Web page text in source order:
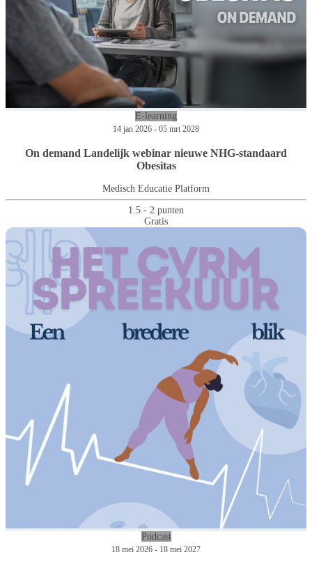
E-learning
14 jan 2026 - 05 mrt 2028
On demand Landelijk webinar nieuwe NHG-standaard
Obesitas
Medisch Educatie Platform
1.5 - 2 punten
Gratis
Podcast
18 mei 2026 - 18 mei 2027